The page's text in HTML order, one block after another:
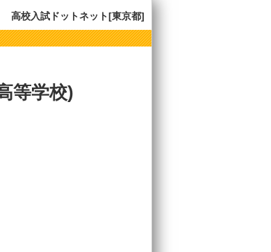
高校入試ドットネット[東京都]
等学校)